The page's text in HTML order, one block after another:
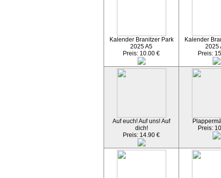
Kalender Branitzer Park
2025 A5
Preis: 10.00 €
Kalender
2025
Preis:
Auf euch! Auf uns! Auf
dich!
Preis: 14.90 €
Preis: